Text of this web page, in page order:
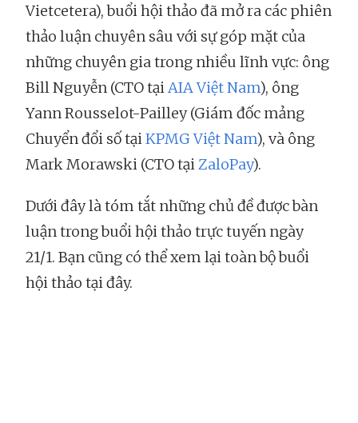
Vietcetera), buổi hội thảo đã mở ra các phiên
thảo luận chuyên sâu với sự góp mặt của
những chuyên gia trong nhiều lĩnh vực: ông
Bill Nguyễn (CTO tạiAIA Việt Nam), ông
Yann Rousselot-Pailley (Giám đốc mảng
Chuyển đổi số tạiKPMG Việt Nam), và ông
Mark Morawski (CTO tạiZaloPay).
Dưới đây là tóm tắt những chủ đề được bàn
luận trong buổi hội thảo trực tuyến ngày
21/1. Bạn cũng có thể xem lại toàn bộ buổi
hội thảo tại đây.